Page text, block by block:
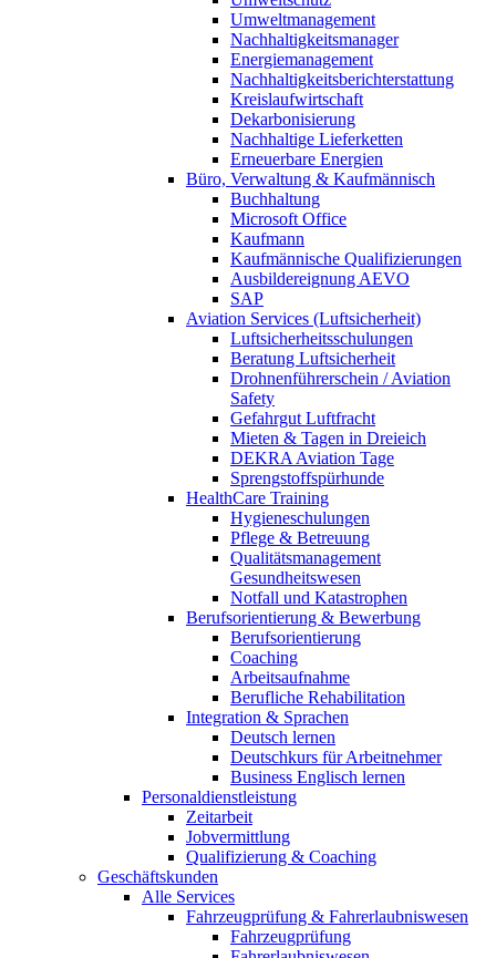
Umweltmanagement
Nachhaltigkeitsmanager
Energiemanagement
Nachhaltigkeitsberichterstattung
Kreislaufwirtschaft
Dekarbonisierung
Nachhaltige Lieferketten
Erneuerbare Energien
Büro, Verwaltung & Kaufmännisch
Buchhaltung
Microsoft Office
Kaufmann
Kaufmännische Qualifizierungen
Ausbildereignung AEVO
SAP
Aviation Services (Luftsicherheit)
Luftsicherheitsschulungen
Beratung Luftsicherheit
Drohnenführerschein / Aviation
Safety
Gefahrgut Luftfracht
Mieten & Tagen in Dreieich
DEKRA Aviation Tage
Sprengstoffspürhunde
HealthCare Training
Hygieneschulungen
Pflege & Betreuung
Qualitätsmanagement
Gesundheitswesen
Notfall und Katastrophen
Berufsorientierung & Bewerbung
Berufsorientierung
Coaching
Arbeitsaufnahme
Berufliche Rehabilitation
Integration & Sprachen
Deutsch lernen
Deutschkurs für Arbeitnehmer
Business Englisch lernen
Personaldienstleistung
Zeitarbeit
Jobvermittlung
Qualifizierung & Coaching
Geschäftskunden
Alle Services
Fahrzeugprüfung & Fahrerlaubniswesen
Fahrzeugprüfung